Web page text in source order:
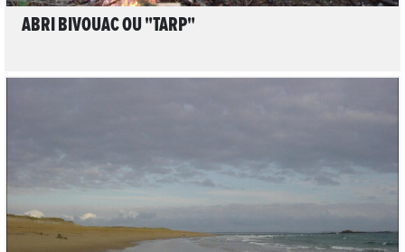
ABRI BIVOUAC OU "TARP"
LIRE L'ARTICLE